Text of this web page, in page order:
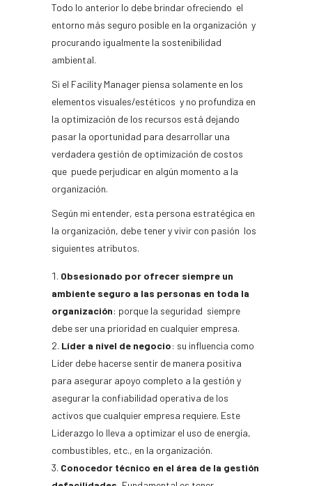
Todo lo anterior lo debe brindar ofreciendo el
entorno más seguro posible en la organización y
procurando igualmente la sostenibilidad
ambiental.
Si el Facility Manager piensa solamente en los
elementos visuales/estéticos y no profundiza en
la optimización de los recursos está dejando
pasar la oportunidad para desarrollar una
verdadera gestión de optimización de costos
que puede perjudicar en algún momento a la
organización.
Según mi entender, esta persona estratégica en
la organización, debe tener y vivir con pasión los
siguientes atributos.
Obsesionado por ofrecer siempre un
ambiente seguro a las personas en toda la
organización: porque la seguridad siempre
debe ser una prioridad en cualquier empresa.
Líder a nivel de negocio: su influencia como
Líder debe hacerse sentir de manera positiva
para asegurar apoyo completo a la gestión y
asegurar la confiabilidad operativa de los
activos que cualquier empresa requiere. Este
Liderazgo lo lleva a optimizar el uso de energía,
combustibles, etc., en la organización.
Conocedor técnico en el área de la gestión